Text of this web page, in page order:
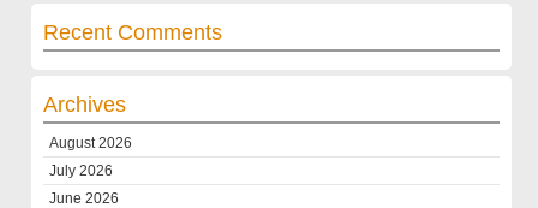
Recent Comments
Archives
August 2026
July 2026
June 2026